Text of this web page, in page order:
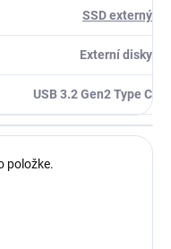
SSD externý
Externí disky
USB 3.2 Gen2 Type C
položke.